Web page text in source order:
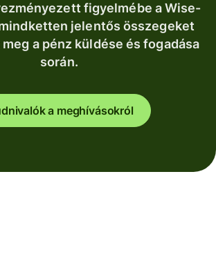
figyelmébe a Wise-
jelentős összegeket
a pénz küldése és fogadása
során.
a meghívásokról